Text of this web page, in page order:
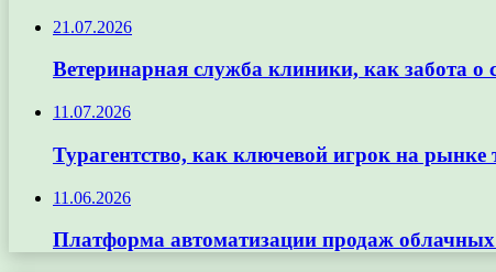
21.07.2026
Ветеринарная служба клиники, как забота о
11.07.2026
Турагентство, как ключевой игрок на рынке
11.06.2026
Платформа автоматизации продаж